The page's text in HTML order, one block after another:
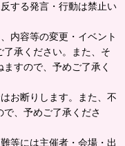
する発言・行動は禁止い
内容等の変更・イベント
承ください。また、そ
すので、予めご了承く
お断りします。また、不
、予めご了承くださ
等には主催者・会場・出